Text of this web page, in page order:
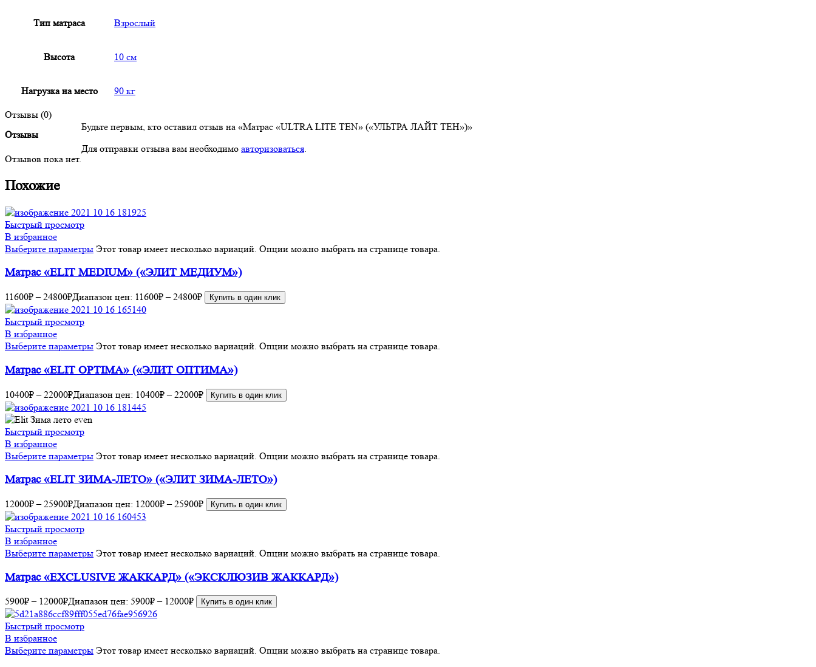
Тип матраса Взрослый
Высота 10 см
Нагрузка на место 90 кг
Отзывы (0)
Отзывы
Отзывов пока нет.
Будьте первым, кто оставил отзыв на «Матрас «ULTRA LITE TEN» («УЛЬТРА ЛАЙТ ТЕН»)»
Для отправки отзыва вам необходимо авторизоваться
Похожие
Быстрый просмотр
В избранное
Выберите параметры Этот товар имеет несколько вариаций. Опции можно выбрать на странице товара.
Матрас «ELIT MEDIUM» («ЭЛИТ МЕДИУМ»)
11600₽ – 24800₽Диапазон цен: 11600₽ – 24800₽ Купить в один клик
Быстрый просмотр
В избранное
Выберите параметры Этот товар имеет несколько вариаций. Опции можно выбрать на странице товара.
Матрас «ELIT OPTIMA» («ЭЛИТ ОПТИМА»)
10400₽ – 22000₽Диапазон цен: 10400₽ – 22000₽ Купить в один клик
Быстрый просмотр
В избранное
Выберите параметры Этот товар имеет несколько вариаций. Опции можно выбрать на странице товара.
Матрас «ELIT ЗИМА-ЛЕТО» («ЭЛИТ ЗИМА-ЛЕТО»)
12000₽ – 25900₽Диапазон цен: 12000₽ – 25900₽ Купить в один клик
Быстрый просмотр
В избранное
Выберите параметры Этот товар имеет несколько вариаций. Опции можно выбрать на странице товара.
Матрас «EXCLUSIVE ЖАККАРД» («ЭКСКЛЮЗИВ ЖАККАРД»)
5900₽ – 12000₽Диапазон цен: 5900₽ – 12000₽ Купить в один клик
Быстрый просмотр
В избранное
Выберите параметры Этот товар имеет несколько вариаций. Опции можно выбрать на странице товара.